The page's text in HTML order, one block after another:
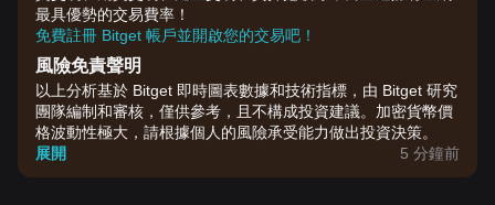
最具優勢的交易費率！
免費註冊 Bitget 帳戶並開啟您的交易吧！
風險免責聲明
以上分析基於 Bitget 即時圖表數據和技術指標，由 Bitget 研究
團隊編制和審核，僅供參考，且不構成投資建議。加密貨幣價
格波動性極大，請根據個人的風險承受能力做出投資決策。
展開
5 分鐘前